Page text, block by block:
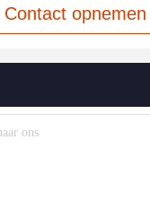
Contact opnemen